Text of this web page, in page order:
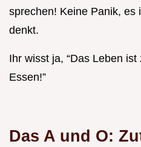
sprechen! Keine Panik, es
denkt.
Ihr wisst ja, “Das Leben
Essen!”
Das A und O: